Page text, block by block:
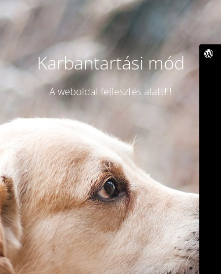
Karbantartási mód
A weboldal fejlesztés alatt!!!